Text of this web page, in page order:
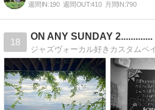
週間IN:190 週間OUT:410 月間IN:790
18
ON ANY SUNDAY 2.............
ジャズヴォーカル好きカスタムペ